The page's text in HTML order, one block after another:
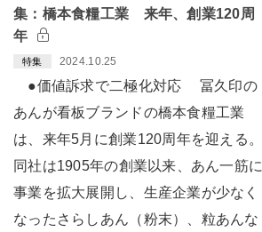
集：橋本食糧工業 来年、創業120周
年
特集 2024.10.25
●価値訴求で二極化対応 冨久印の
あんが看板ブランドの橋本食糧工業
は、来年5月に創業120周年を迎える。
同社は1905年の創業以来、あん一筋に
事業を拡大展開し、生産企業が少なく
なったさらしあん（粉末）、粒あんな